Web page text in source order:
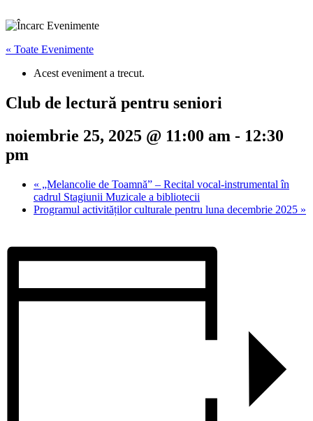
« Toate Evenimente
Acest eveniment a trecut.
Club de lectură pentru seniori
noiembrie 25, 2025 @ 11:00 am - 12:30
pm
« „Melancolie de Toamnă” – Recital vocal-instrumental în
cadrul Stagiunii Muzicale a bibliotecii
Programul activităților culturale pentru luna decembrie 2025 »